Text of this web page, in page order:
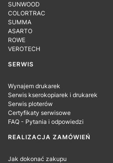
SUNWOOD
COLORTRAC
SUMMA
ASARTO
ROWE
VEROTECH
SERWIS
Wynajem drukarek
Serwis kserokopiarek i drukarek
Serwis ploterów
Certyfikaty serwisowe
FAQ - Pytania i odpowiedzi
REALIZACJA ZAMÓWIEŃ
Jak dokonać zakupu